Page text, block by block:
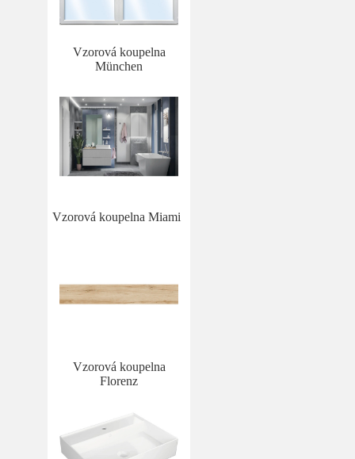
Vzorová koupelna
München
Vzorová koupelna Miami
Vzorová koupelna
Florenz